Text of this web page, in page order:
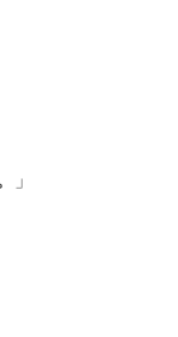
」